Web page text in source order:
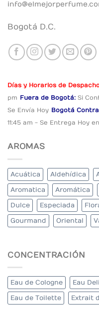
Bogotá D.C.
Días y Horarios de
pm Fuera de Bogotá: Si
Se Envía Hoy Bogotá
11:45 am - Se Entrega Hoy
AROMAS
Acuática Aldehídica
Aromatica Aromática
Dulce Especiada
Gourmand Oriental
CONCENTRACIÓN
Eau de Cologne Eau
Eau de Toilette Extrait